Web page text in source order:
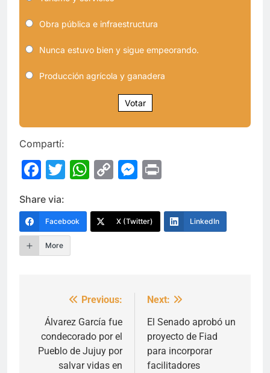
Obra pública e infraestructura
Nunca estuvo bien y sigue empeorando.
Producción agrícola y ganadera
Votar
Compartí:
Facebook
Twitter
WhatsApp
CopyMessenger
Share via:
Facebook X (Twitter) LinkedIn
More
Navegación
de
entradas
Previous:
Álvarez García fue
condecorado por el
Pueblo de Jujuy por
salvar vidas en
Next:
El Senado aprobó un
proyecto de Fiad
para incorporar
facilitadores